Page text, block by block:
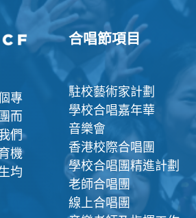
專
而
們
機
均
合唱節項目
駐校藝術家計劃
學校合唱嘉年華
音樂會
香港校際合唱團
學校合唱團精進計劃
老師合唱團
線上合唱團